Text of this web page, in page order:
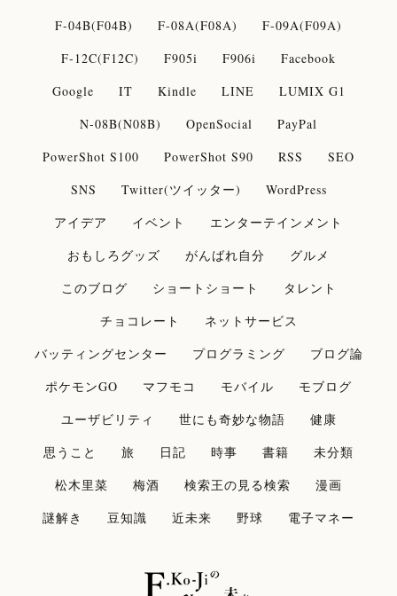
F-04B(F04B)
F-08A(F08A)
F-09A(F09A)
F-12C(F12C)
F905i F906i
Facebook
Google
IT Kindle LINE
LUMIX G1
N-08B(N08B)
OpenSocial
PayPal
PowerShot S100
PowerShot S90 RSS
SEO
SNS
Twitter(ツイッター)
WordPress
アイデア
イベント
エンターテインメント
おもしろグッズ
がんばれ自分
グルメ
このブログ
ショートショート
タレント
チョコレート
ネットサービス
バッティングセンター
プログラミング
ブログ論
ポケモンGO
マフモコ モバイル
モブログ
ユーザビリティ
世にも奇妙な物語
健康
思うこと
旅 日記 時事 書籍
未分類
松木里菜
梅酒 検索王の見る検索
漫画
謎解き
豆知識 近未来 野球 電子マネー